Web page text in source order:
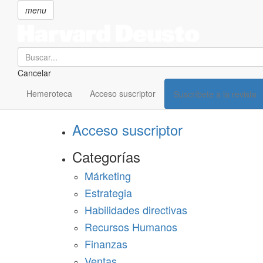
menu
Search
Cancelar
Hemeroteca Acceso suscriptor Suscríbete a la revista
SECCIONES
Suscríbete a Harvard Deusto
Acceso suscriptor
Categorías
Márketing
Estrategia
Habilidades directivas
Recursos Humanos
Finanzas